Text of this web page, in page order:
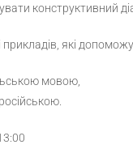
конструктивний
які
мовою,